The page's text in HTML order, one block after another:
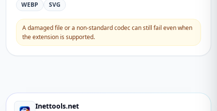
WEBP
SVG
A damaged file or a non-standard codec can still fail even when
the extension is supported.
Inettools.net